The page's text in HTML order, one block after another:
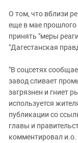
О том, что вблизи
еще в мае
принять "меры
"Дагестанская
"В соцсетях
завод сливает
загрязнен и гниет
используется
публикации со
главы и
комментировал и.о.